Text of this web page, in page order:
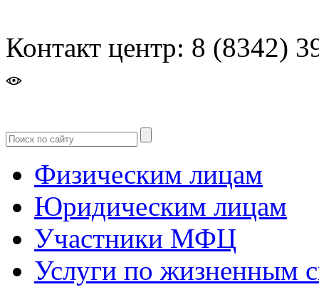
Контакт центр: 8 (8342)
Физическим лицам
Юридическим лицам
Участники МФЦ
Услуги по жизненным